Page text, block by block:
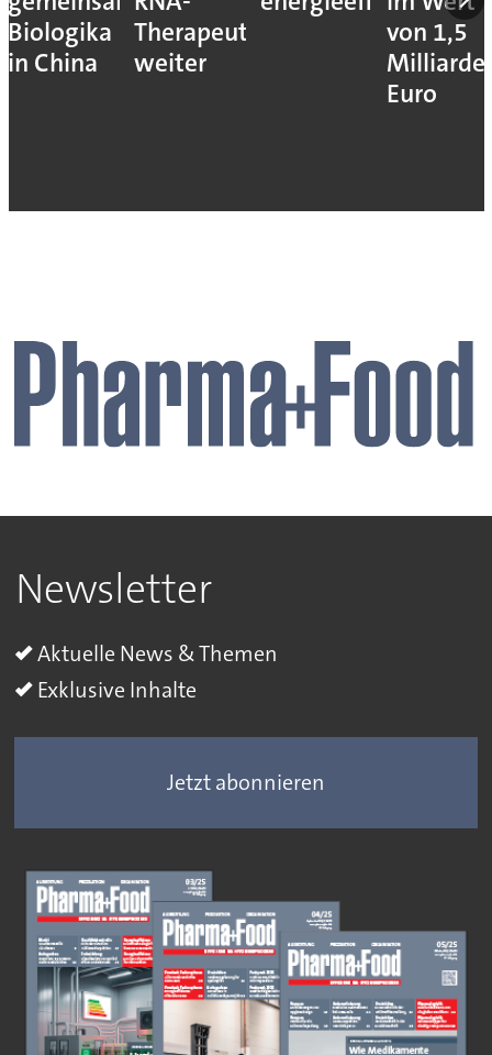
Biologika
in China
Therapeutika
weiter
von 1,5
Euro
Newsletter
Aktuelle News & Themen
Exklusive Inhalte
Jetzt abonnieren